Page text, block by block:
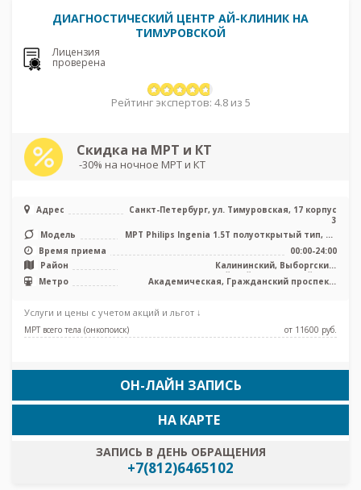
ДИАГНОСТИЧЕСКИЙ ЦЕНТР АЙ-КЛИНИК НА
ТИМУРОВСКОЙ
Лицензия
проверена
Рейтинг экспертов: 4.8 из 5
Скидка на МРТ и КТ
-30% на ночное МРТ и КТ
Адрес
Санкт-Петербург, ул. Тимуровская, 17 корпус
3
Модель
МРТ Philips Ingenia 1.5T полуоткрытый тип, КТ
Philips Ingenia 128 срез ...
Время приема
00:00-24:00
Район
Калининский, Выборгский,
Красногвардейский, Приморский, Лен.
область
Метро
Академическая, Гражданский проспект,
Услуги и цены с учетом акций и льгот ↓
МРТ всего тела (онкопоиск) от 11600 pуб.
ОН-ЛАЙН ЗАПИСЬ
ЗАПИСЬ В ДЕНЬ ОБРАЩЕНИЯ
+7(812)6465102
НА КАРТЕ